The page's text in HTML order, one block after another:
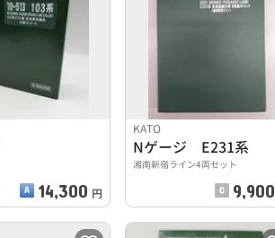
14,300 円
KATO
Nゲージ E231系
湘南新宿ライン4両セット
9,900